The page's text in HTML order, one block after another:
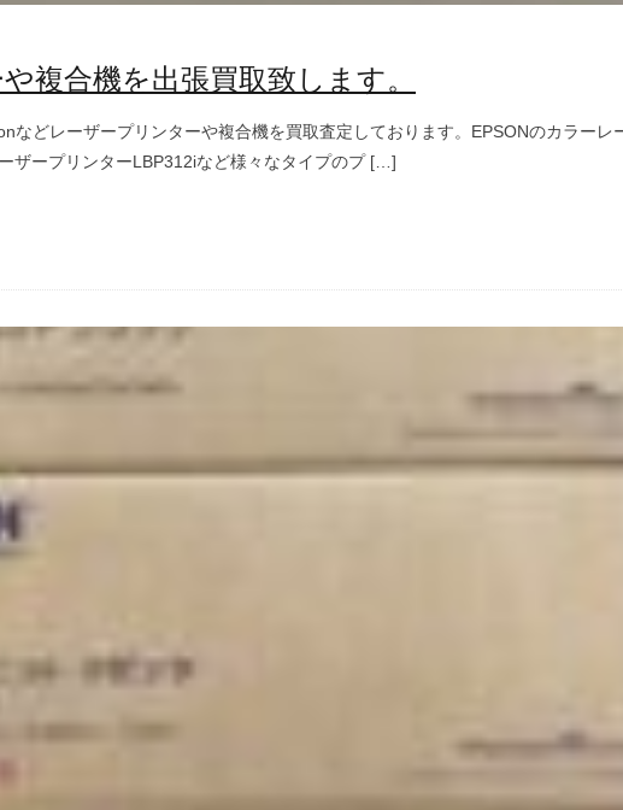
複合機を出張買取致します。
などレーザープリンターや複合機を買取査定しております。EPSONのカラー
ザープリンターLBP312iなど様々なタイプのプ […]